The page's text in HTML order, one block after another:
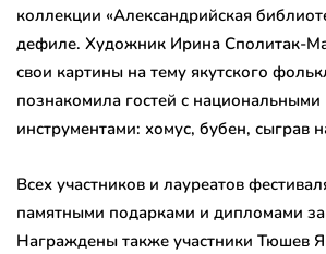
коллекции «Александрийская
дефиле. Художник Ирина Сполитак-
свои картины на тему якутского
познакомила гостей с
инструментами: хомус, бубен, сыграв
Всех участников и лауреатов
памятными подарками и дипломами за
Награждены также участники Тюшев